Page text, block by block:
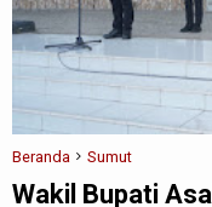
Beranda Sumut
Wakil Bupati
ADVETORIAL